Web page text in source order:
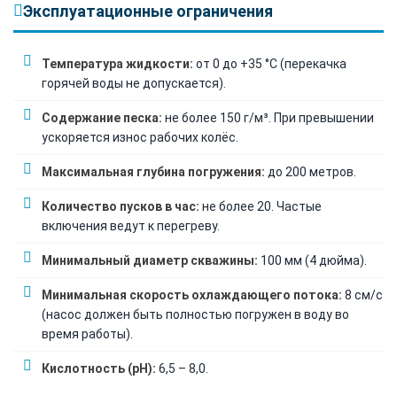
Эксплуатационные ограничения
Температура жидкости: от 0 до +35 °C (перекачка
горячей воды не допускается).
Содержание песка: не более 150 г/м³. При превышении
ускоряется износ рабочих колёс.
Максимальная глубина погружения: до 200 метров.
Количество пусков в час: не более 20. Частые
включения ведут к перегреву.
Минимальный диаметр скважины: 100 мм (4 дюйма).
Минимальная скорость охлаждающего потока: 8 см/с
(насос должен быть полностью погружен в воду во
время работы).
Кислотность (pH): 6,5 – 8,0.